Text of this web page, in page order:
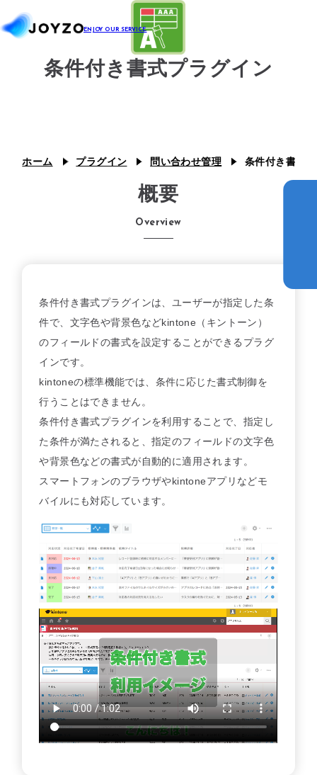
スキル39
支援事例
セミナー
運用相談してみる
最適なサービスをご提案します
30秒
条件付き書式プラグイン
ホーム プラグイン 問い合わせ管理 条件付き書式
概要
Overview
条件付き書式プラグインは、ユーザーが指定した条
件で、文字色や背景色などkintone（キントーン）
のフィールドの書式を設定することができるプラグ
インです。
kintoneの標準機能では、条件に応じた書式制御を
行うことはできません。
条件付き書式プラグインを利用することで、指定し
た条件が満たされると、指定のフィールドの文字色
や背景色などの書式が自動的に適用されます。
スマートフォンのブラウザやkintoneアプリなどモ
バイルにも対応しています。